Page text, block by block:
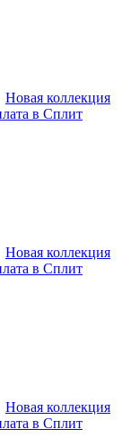
Новая коллекция
в Сплит
Новая коллекция
в Сплит
Новая коллекция
в Сплит